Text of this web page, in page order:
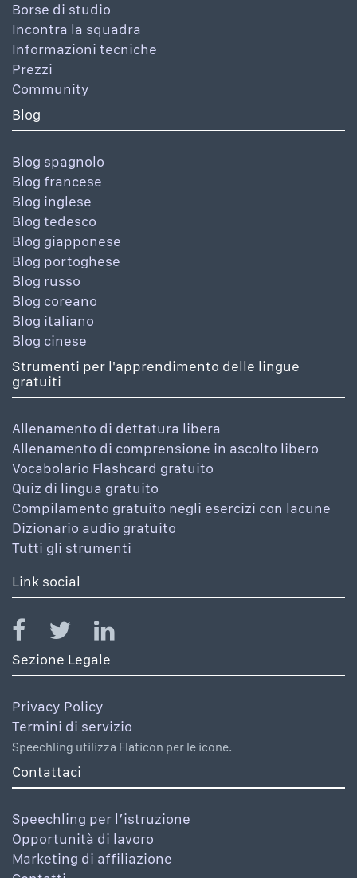
Borse di studio
Incontra la squadra
Informazioni tecniche
Prezzi
Community
Blog
Blog spagnolo
Blog francese
Blog inglese
Blog tedesco
Blog giapponese
Blog portoghese
Blog russo
Blog coreano
Blog italiano
Blog cinese
Strumenti per l'apprendimento delle lingue
gratuiti
Allenamento di dettatura libera
Allenamento di comprensione in ascolto libero
Vocabolario Flashcard gratuito
Quiz di lingua gratuito
Compilamento gratuito negli esercizi con lacune
Dizionario audio gratuito
Tutti gli strumenti
Link social
Sezione Legale
Privacy Policy
Termini di servizio
Speechling utilizza Flaticon per le icone.
Contattaci
Speechling per l’istruzione
Opportunità di lavoro
Marketing di affiliazione